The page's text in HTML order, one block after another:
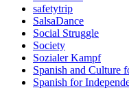
safetytrip
SalsaDance
Social Struggle
Society
Sozialer Kampf
Spanish and Culture
Spanish for